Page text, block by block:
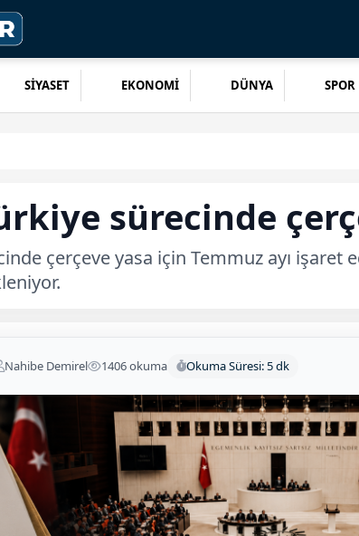
SİYASET EKONOMİ DÜNYA SPOR
sürecinde
çerçeve yasa için Temmuz ayı işaret
Nahibe Demirel 1406 okuma Okuma Süresi: 5 dk